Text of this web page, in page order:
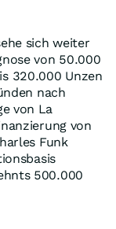
sich weiter
von 50.000
320.000 Unzen
nach
von La
von
Funk
500.000